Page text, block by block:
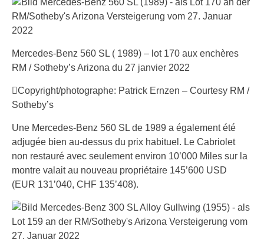
Mercedes-Benz 560 SL ( 1989) – lot 170 aux enchères
RM / Sotheby’s Arizona du 27 janvier 2022
Copyright/photographe: Patrick Ernzen – Courtesy RM /
Sotheby’s
Une Mercedes-Benz 560 SL de 1989 a également été
adjugée bien au-dessus du prix habituel. Le Cabriolet
non restauré avec seulement environ 10’000 Miles sur la
montre valait au nouveau propriétaire 145’600 USD
(EUR 131’040, CHF 135’408).